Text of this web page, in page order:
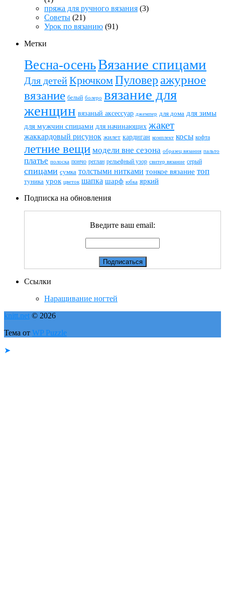
пряжа для ручного вязания (3)
Советы (21)
Урок по вязанию (91)
Метки
Весна-осеньВязание спицами
Для детейКрючкомПуловер ажурное
вязание белый болеро вязание для
женщин вязаный аксессуар джемпер для дома для зимы
для мужчин спицами для начинающих жакет
жаккардовый рисунок жилет кардиган комплект косы кофта
летние вещи модели вне сезона образец вязания пальто
платье полоска пончо реглан рельефный узор свитер вязание серый
спицами сумка толстыми нитками тонкое вязание топ
туника урок цветок шапка шарф юбка яркий
Подписка на обновления
Введите ваш email:
Ссылки
Наращивание ногтей
knitt.net © 2026
Тема от WP Puzzle
➤